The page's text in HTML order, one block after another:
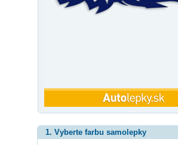
1. Vyberte farbu samolepky